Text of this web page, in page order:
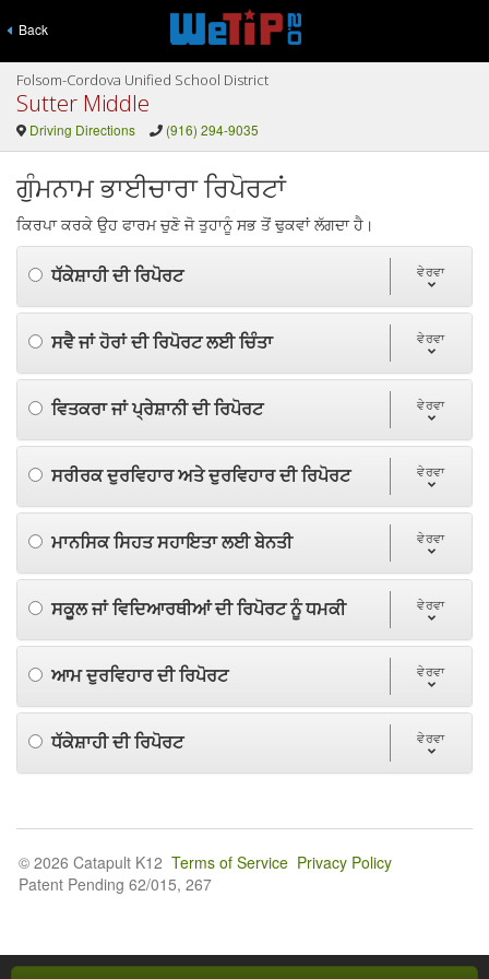
Back
Folsom-Cordova Unified School District
Sutter Middle
Driving Directions (916) 294-9035
ਗੁੰਮਨਾਮ ਭਾਈਚਾਰਾ ਰਿਪੋਰਟਾਂ
ਕਿਰਪਾ ਕਰਕੇ ਉਹ ਫਾਰਮ ਚੁਣੋ ਜੋ ਤੁਹਾਨੂੰ ਸਭ ਤੋਂ ਢੁਕਵਾਂ ਲੱਗਦਾ ਹੈ।
ਧੱਕੇਸ਼ਾਹੀ ਦੀ ਰਿਪੋਰਟ ਵੇਰਵਾ
ਸਵੈ ਜਾਂ ਹੋਰਾਂ ਦੀ ਰਿਪੋਰਟ ਲਈ ਚਿੰਤਾ ਵੇਰਵਾ
ਵਿਤਕਰਾ ਜਾਂ ਪ੍ਰੇਸ਼ਾਨੀ ਦੀ ਰਿਪੋਰਟ ਵੇਰਵਾ
ਸਰੀਰਕ ਦੁਰਵਿਹਾਰ ਅਤੇ ਦੁਰਵਿਹਾਰ ਦੀ ਰਿਪੋਰਟ ਵੇਰਵਾ
ਮਾਨਸਿਕ ਸਿਹਤ ਸਹਾਇਤਾ ਲਈ ਬੇਨਤੀ ਵੇਰਵਾ
ਸਕੂਲ ਜਾਂ ਵਿਦਿਆਰਥੀਆਂ ਦੀ ਰਿਪੋਰਟ ਨੂੰ ਧਮਕੀ ਵੇਰਵਾ
ਆਮ ਦੁਰਵਿਹਾਰ ਦੀ ਰਿਪੋਰਟ ਵੇਰਵਾ
ਧੱਕੇਸ਼ਾਹੀ ਦੀ ਰਿਪੋਰਟ ਵੇਰਵਾ
© 2026 Catapult K12 Terms of Service Privacy Policy
Patent Pending 62/015, 267